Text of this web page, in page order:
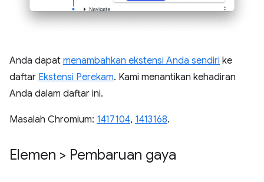
Anda dapat menambahkan ekstensi Anda sendiri ke
daftar Ekstensi Perekam. Kami menantikan kehadiran
Anda dalam daftar ini.
Masalah Chromium: 1417104, 1413168.
Elemen > Pembaruan gaya